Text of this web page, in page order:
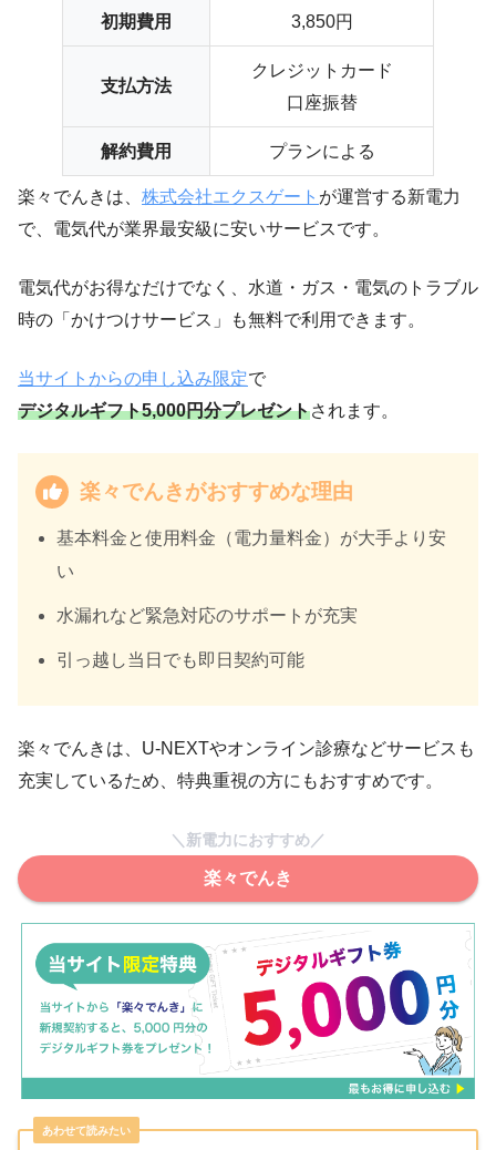
初期費用 3,850円
支払方法
クレジットカード
口座振替
解約費用 プランによる
楽々でんきは、 株式会社エクスゲート が運営する新電力
で、電気代が業界最安級に安いサービスです。
電気代がお得なだけでなく、水道・ガス・電気のトラブル
時の「かけつけサービス」も無料で利用できます。
当サイトからの申し込み限定で
デジタルギフト5,000円分プレゼントされます。
楽々でんきがおすすめな理由
基本料金と使用料金（電力量料金）が大手より安
い
水漏れなど緊急対応のサポートが充実
引っ越し当日でも即日契約可能
楽々でんきは、U-NEXTやオンライン診療などサービスも
充実しているため、特典重視の方にもおすすめです。
＼新電力におすすめ／
楽々でんき